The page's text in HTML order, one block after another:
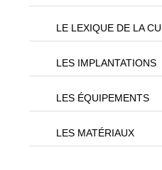
LE LEXIQUE DE LA
LES IMPLANTATIONS
LES ÉQUIPEMENTS
LES MATÉRIAUX